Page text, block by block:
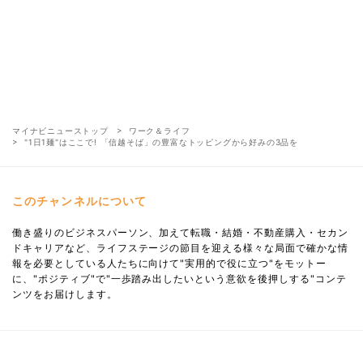
マイナビニューストップ
ワーク＆ライフ
"1日1麺"はここで! 「信越そば」の豊富なトッピングから好みの3品を
このチャンネルについて
働き盛りのビジネスパーソン、加えて転職・結婚・不動産購入・セカン
ドキャリアなど、ライフステージの節目を迎える様々な局面で確かな情
報を必要としている人たちに向けて"実用的で役に立つ"をモットー
に、"ポジティブ"で"一歩踏み出したいという意欲を後押しする"コンテ
ンツをお届けします。